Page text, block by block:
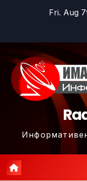
Fri. Aug